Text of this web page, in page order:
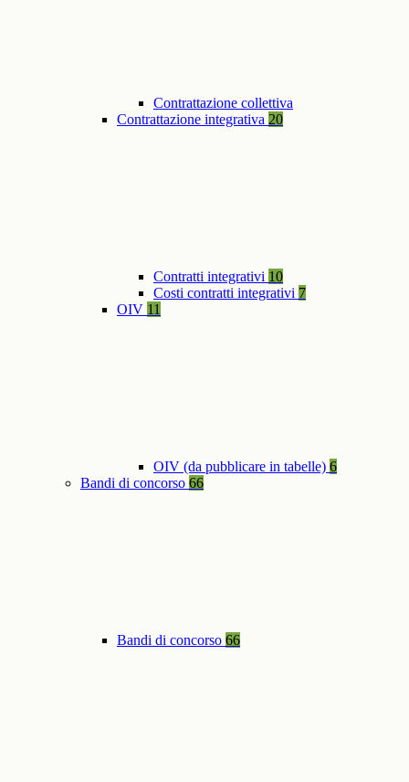
Contrattazione collettiva
Contrattazione integrativa 20
Contratti integrativi 10
Costi contratti integrativi 7
OIV 11
OIV (da pubblicare in tabelle) 6
Bandi di concorso 66
Bandi di concorso 66